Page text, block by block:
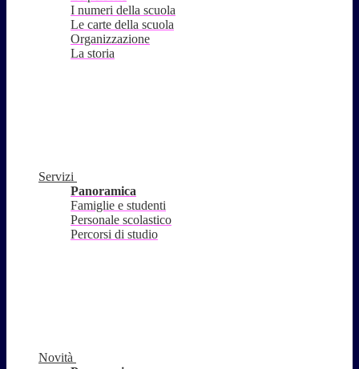
I numeri della scuola
Le carte della scuola
Organizzazione
La storia
Servizi
Panoramica
Famiglie e studenti
Personale scolastico
Percorsi di studio
Novità